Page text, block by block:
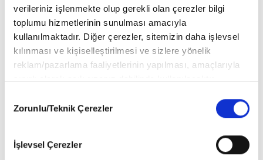
verileriniz işlenmekte olup gerekli olan çerezler bilgi
toplumu hizmetlerinin sunulması amacıyla
kullanılmaktadır. Diğer çerezler, sitemizin daha işlevsel
kılınması ve kişiselleştirilmesi ve sizlere yönelik
reklam/pazarlama faaliyetlerinin yapılması, amaçlarıyla
sınırlı olarak açık rızanız dahilinde kullanılacaktır.
vasıtasıyla belirleyebilirsiniz. Çerezlere ilişkin detaylı bilgi
Çerez Bilgilendirme
6698 sayılı Kişisel Verilerin Korunması Kanunu uyarınca
Selection
Zorunlu/Teknik Çerezler
İşlevsel Çerezler
Şamdan Plus Objektifinden
Caddelerde Ünlü İsimler
Caddelerde Ünlü İsimler